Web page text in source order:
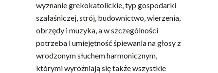
wyznanie grekokatolickie, typ gospodarki
szałaśniczej, strój, budownictwo, wierzenia,
obrzędy i muzyka, a w szczególności
potrzeba i umiejętność śpiewania na głosy z
wrodzonym słuchem harmonicznym,
którymi wyróżniają się także wszystkie